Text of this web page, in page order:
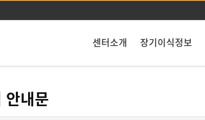
주메뉴 바로가기
본문 바로가기
센터소개 장기이식정보
안내문